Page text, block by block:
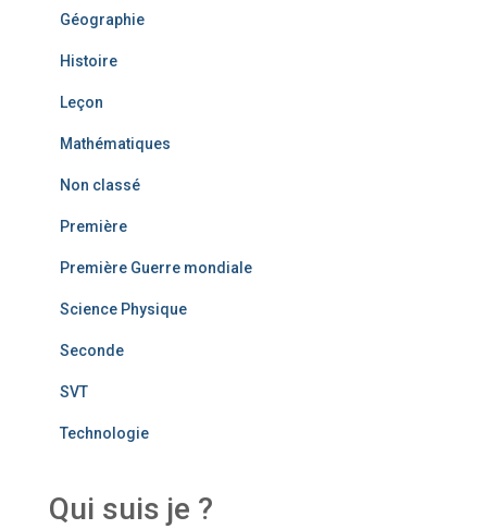
Géographie
Histoire
Leçon
Mathématiques
Non classé
Première
Première Guerre mondiale
Science Physique
Seconde
SVT
Technologie
Qui suis je ?